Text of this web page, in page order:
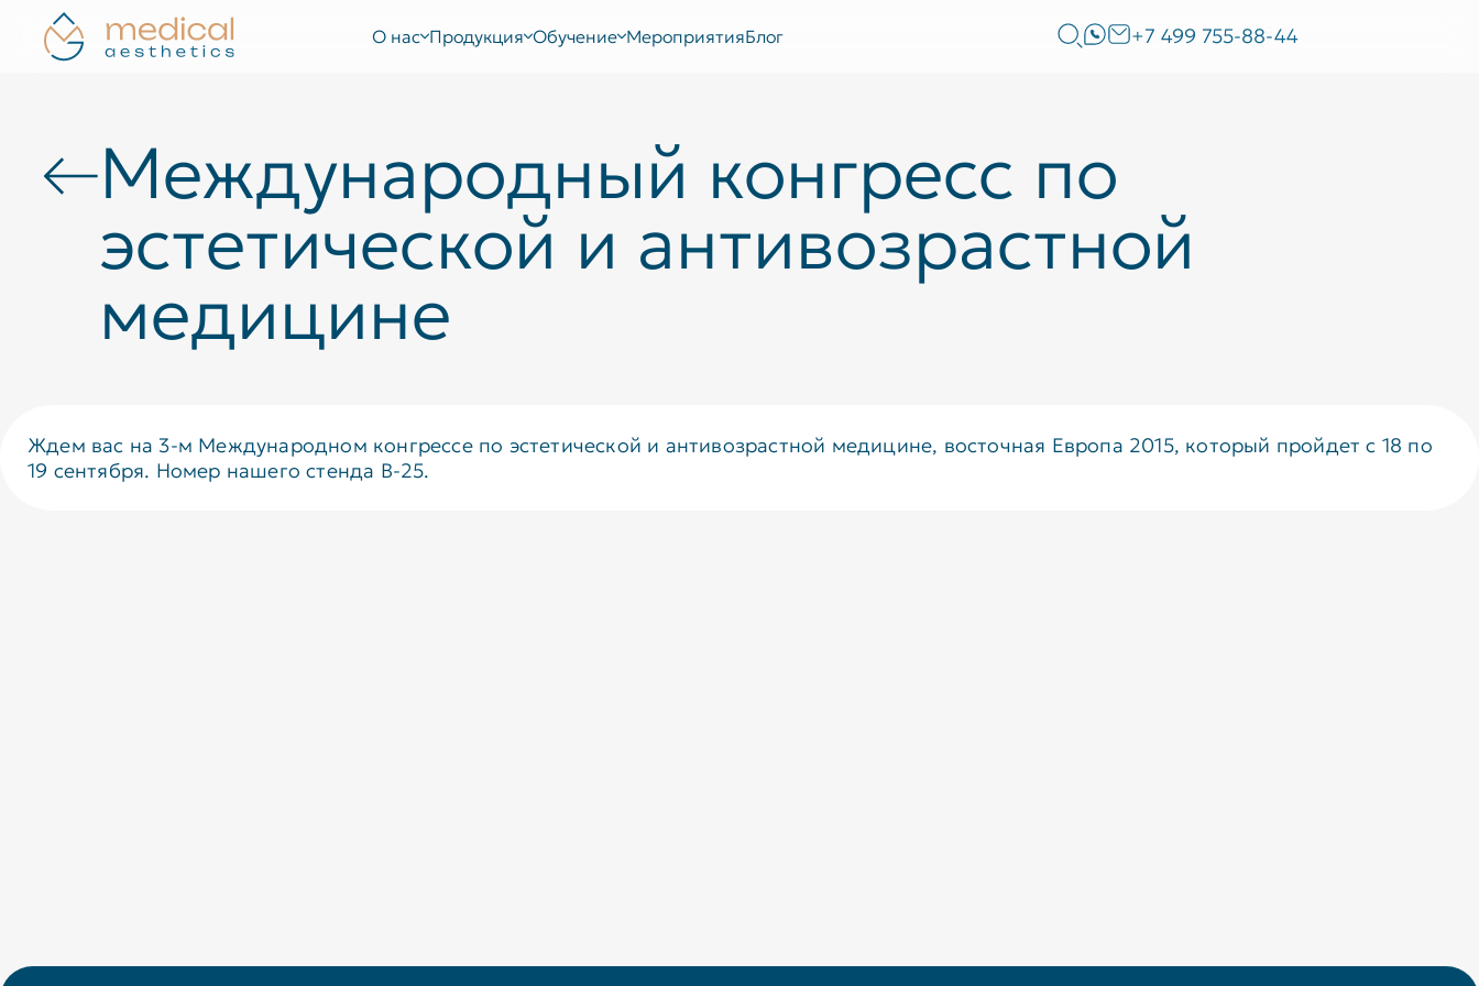
О нас Продукция Обучение МероприятияБлог +7 499 755-88-44
Международный конгресс по
эстетической и антивозрастной
медицине
Ждем вас на 3-м Международном конгрессе по эстетической и антивозрастной медицине, восточная Европа 2015, который пройдет с 18 по
19 сентября. Номер нашего стенда В-25.